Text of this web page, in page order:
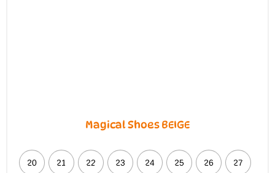
Magical Shoes BEIGE
20 21 22 23 24 25 26 27